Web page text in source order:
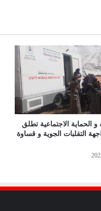
الحماية الاجتماعية تطلق
التقلبات الجوية و قساوة